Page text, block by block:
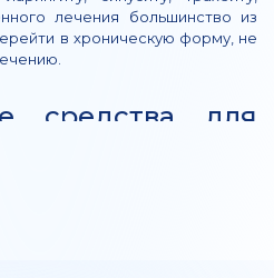
лечения большинство из
в хроническую форму, не
средства для